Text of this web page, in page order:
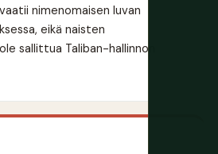
nimenomaisen luvan
eikä naisten
sallittua Taliban-hallinnon